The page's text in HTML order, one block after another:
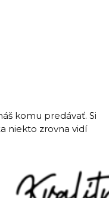
komu predávať. Si
niekto zrovna vidí